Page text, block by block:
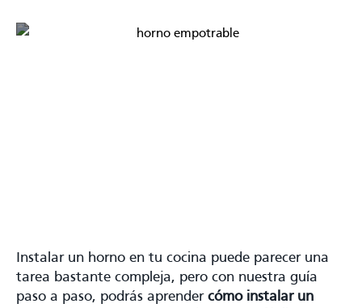
Instalar un horno en tu cocina puede parecer una
tarea bastante compleja, pero con nuestra guía
paso a paso, podrás aprender cómo instalar un